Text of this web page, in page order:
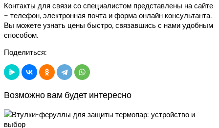
Контакты для связи со специалистом представлены на сайте
– телефон, электронная почта и форма онлайн консультанта.
Вы можете узнать цены быстро, связавшись с нами удобным
способом.
Поделиться:
Возможно вам будет интересно